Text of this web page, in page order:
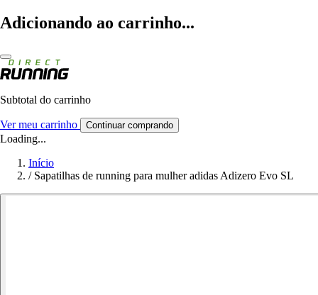
Adicionando ao carrinho...
Subtotal do carrinho
Ver meu carrinho Continuar comprando
Loading...
Início
/ Sapatilhas de running para mulher adidas Adizero Evo SL